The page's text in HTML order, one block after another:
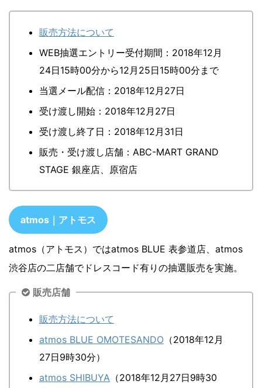
販売方法について
WEB抽選エントリー受付期間：2018年12月
24日15時00分から12月25日15時00分まで
当選メール配信：2018年12月27日
受け渡し開始：2018年12月27日
受け渡し終了日：2018年12月31日
販売・受け渡し店舗：ABC-MART GRAND
STAGE 銀座店、原宿店
atmos｜アトモス
atmos（アトモス）ではatmos BLUE 表参道店、atmos
渋谷店の二店舗でドレスコード有りの抽選販売を実施。
販売店舗
販売方法について
atmos BLUE OMOTESANDO （2018年12月
27日9時30分）
atmos SHIBUYA （2018年12月27日9時30